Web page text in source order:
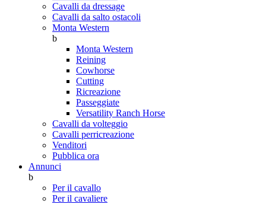
Cavalli da dressage
Cavalli da salto ostacoli
Monta Western
b
Monta Western
Reining
Cowhorse
Cutting
Ricreazione
Passeggiate
Versatility Ranch Horse
Cavalli da volteggio
Cavalli perricreazione
Venditori
Pubblica ora
Annunci
b
Per il cavallo
Per il cavaliere